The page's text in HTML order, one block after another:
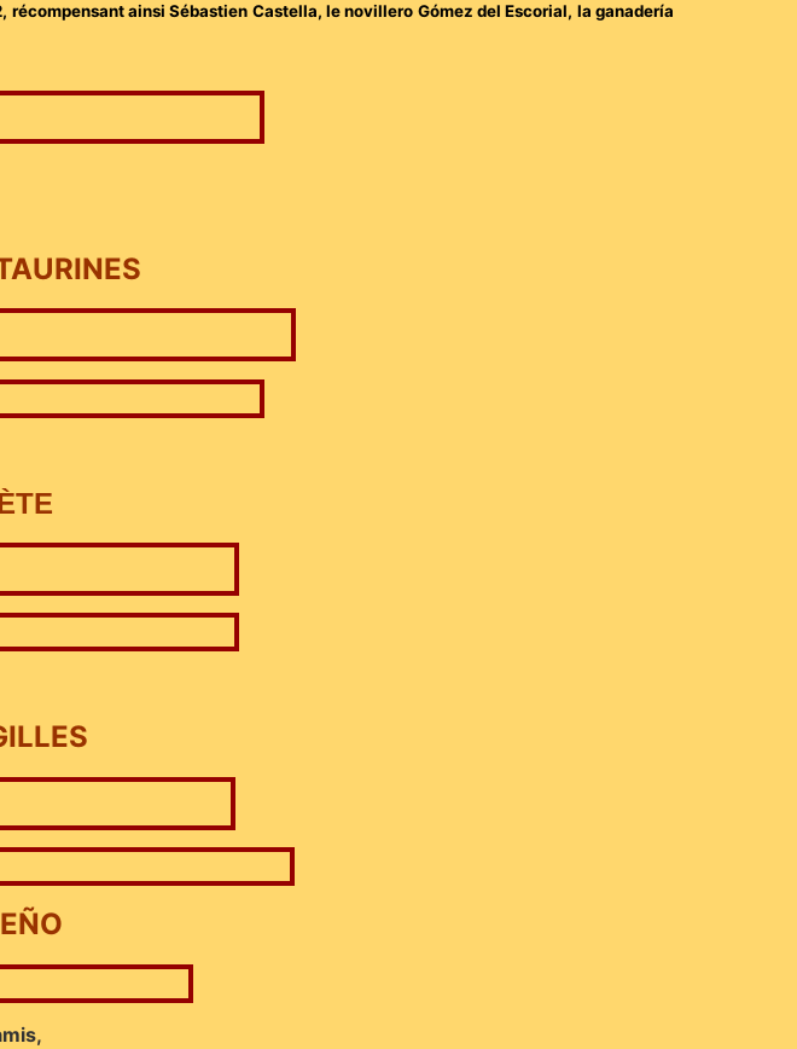
ainsi Sébastien Castella, le novillero Gómez del Escorial, la ganadería